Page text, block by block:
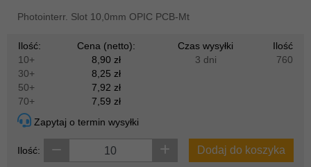
Photointerr. Slot 10,0mm OPIC PCB-Mt
Ilość:
Cena (netto):
10+
8,90 zł
30+
8,25 zł
50+
7,92 zł
70+
7,59 zł
Czas wysyłki
Ilość
3 dni
760
Zapytaj o termin wysyłki
Ilość: Dodaj do koszyka